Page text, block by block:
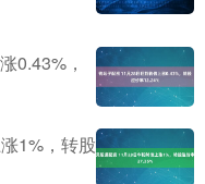
0.43%，
1%，转股